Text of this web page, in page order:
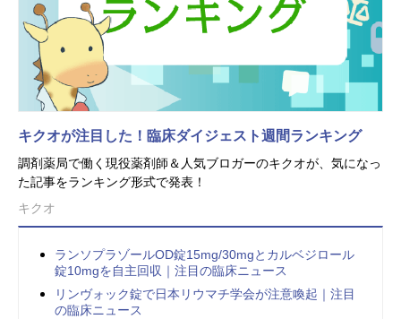
キクオが注目した！臨床ダイジェスト週間ランキング
調剤薬局で働く現役薬剤師＆人気ブロガーのキクオが、気になっ
た記事をランキング形式で発表！
キクオ
ランソプラゾールOD錠15mg/30mgとカルベジロール
錠10mgを自主回収｜注目の臨床ニュース
リンヴォック錠で日本リウマチ学会が注意喚起｜注目
の臨床ニュース